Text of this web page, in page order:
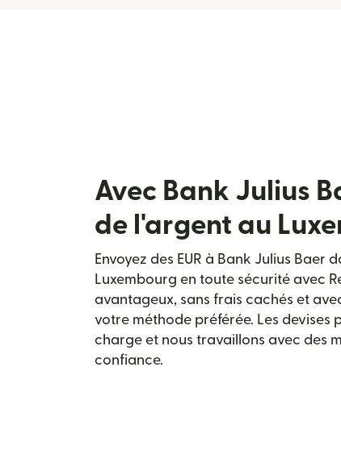
Avec Bank Julius
de l'argent au
Envoyez des EUR à Bank Julius Baer
Luxembourg en toute sécurité avec
avantageux, sans frais cachés et
votre méthode préférée. Les devises
charge et nous travaillons avec des
confiance.